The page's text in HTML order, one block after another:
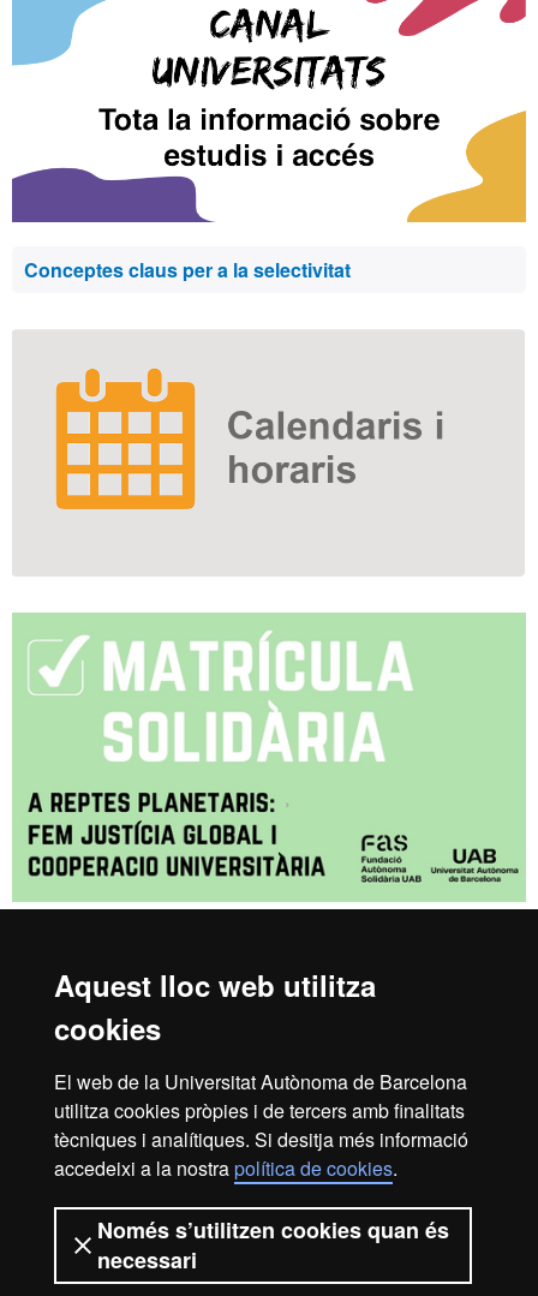
Aquest lloc web utilitza
cookies
El web de la Universitat Autònoma de Barcelona
utilitza cookies pròpies i de tercers amb finalitats
tècniques i analítiques. Si desitja més informació
accedeixi a la nostrapolítica de cookies.
Només s’utilitzen cookies quan és
necessari
Conceptes claus per a la selectivitat
Reconeixement internacional de l'excel·lència
HR
in
Inici Avís legal
Política de privacitat
Protecció de dades Sobre el web
Som una universitat capdavantera que imparteix una
docència de qualitat, diversificada, multidisciplinària i